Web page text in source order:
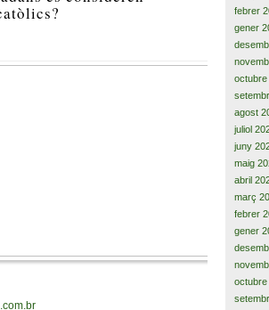
febrer
gener
octubre
agost
juliol
juny
maig
abril
març
febrer
gener
octubre